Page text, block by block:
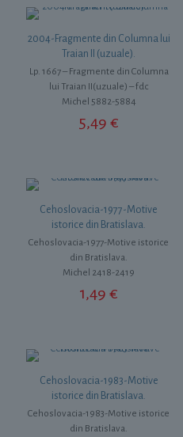
2004-Fragmente din Columna lui
Traian II (uzuale).
Lp. 1667 – Fragmente din Columna
lui Traian II(uzuale) – fdc
Michel 5882-5884
5,49€
Cehoslovacia-1977-Motive
istorice din Bratislava.
Cehoslovacia-1977-Motive istorice
din Bratislava.
Michel 2418-2419
1,49€
Cehoslovacia-1983-Motive
istorice din Bratislava.
Cehoslovacia-1983-Motive istorice
din Bratislava.